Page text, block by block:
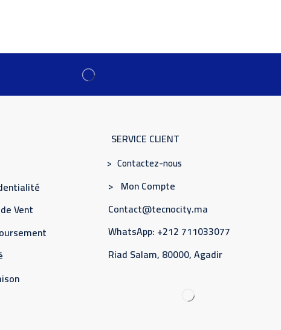
Vent
SERVICE CLIENT
> Contactez-nous
> Mon Compte
Contact@tecnocity.ma
WhatsApp: +212 711033077
Riad Salam, 80000, Agadir